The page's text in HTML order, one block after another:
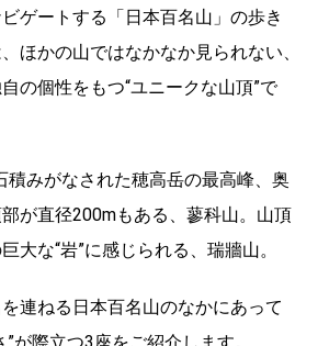
ゲートする「日本百名山」の歩き
ほかの山ではなかなか見られない、
の個性をもつ“ユニークな山頂”で
積みがなされた穂高岳の最高峰、奥
が直径200mもある、蓼科山。山頂
大な“岩”に感じられる、瑞牆山。
連ねる日本百名山のなかにあって
が際立つ3座をご紹介します。